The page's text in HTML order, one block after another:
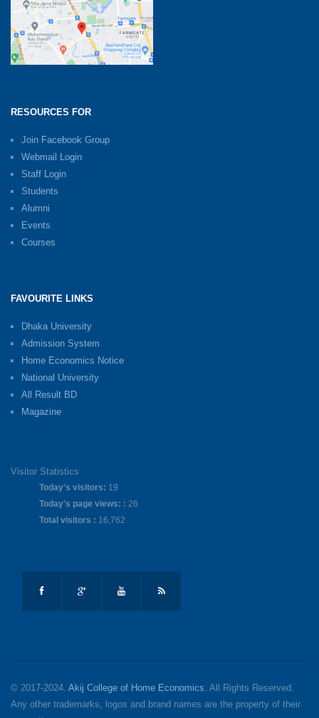
RESOURCES FOR
Join Facebook Group
Webmail Login
Staff Login
Students
Alumni
Events
Courses
FAVOURITE LINKS
Dhaka University
Admission System
Home Economics Notice
National University
All Result BD
Magazine
Visitor Statistics
Today's visitors: 19
Today's page views: : 26
Total visitors : 16,762
© 2017-2024. Akij College of Home Economics . All Rights Reserved.
Any other trademarks, logos and brand names are the property of their